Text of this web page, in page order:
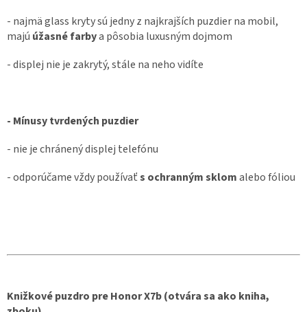
- najmä glass kryty sú jedny z najkrajších puzdier na mobil,
majú úžasné farbya pôsobia luxusným dojmom
- displej nie je zakrytý, stále na neho vidíte
- Mínusy tvrdených puzdier
- nie je chránený displej telefónu
- odporúčame vždy používaťs ochranným sklomalebo fóliou
Knižkové puzdro pre Honor X7b (otvára sa ako kniha,